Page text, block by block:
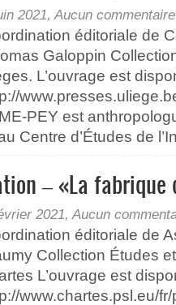
2021,Aucun commentaire
éditoriale de
Galoppin
L’ouvrage est
PEY est
Centre d’Études de
– «La fabrique
2021,Aucun
éditoriale de
Collection Études
L’ouvrage est
www.chartes.psl.eu/